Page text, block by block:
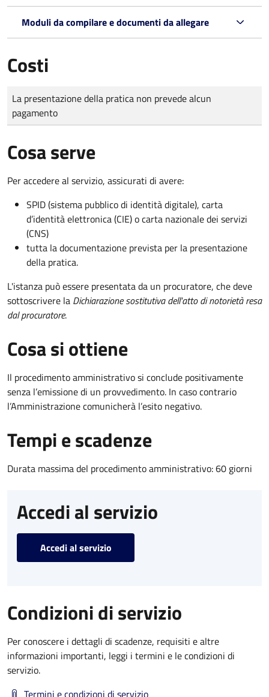
Moduli da compilare e documenti da allegare
Costi
Tipo di pagamento
Importo
La presentazione della pratica non prevede alcun
pagamento
Cosa serve
Per accedere al servizio, assicurati di avere:
SPID (sistema pubblico di identità digitale), carta
d’identità elettronica (CIE) o carta nazionale dei servizi
(CNS)
tutta la documentazione prevista per la presentazione
della pratica.
L'istanza può essere presentata da un procuratore, che deve
sottoscrivere la Dichiarazione sostitutiva dell'atto di notorietà resa
dal procuratore.
Cosa si ottiene
Il procedimento amministrativo si conclude positivamente
senza l’emissione di un provvedimento. In caso contrario
l’Amministrazione comunicherà l’esito negativo.
Tempi e scadenze
Durata massima del procedimento amministrativo: 60 giorni
Accedi al servizio
Accedi al servizio
Condizioni di servizio
Per conoscere i dettagli di scadenze, requisiti e altre
informazioni importanti, leggi i termini e le condizioni di
servizio.
Termini e condizioni di servizio